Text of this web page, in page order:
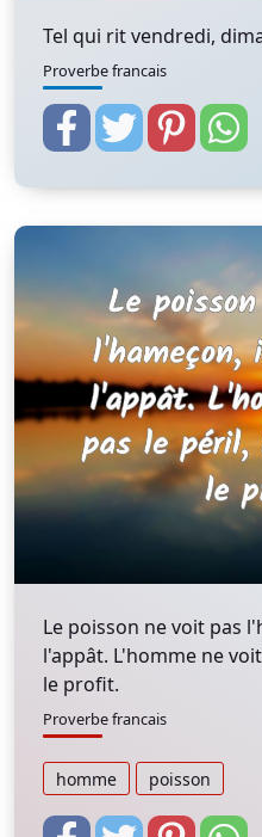
Tel qui rit vendredi,
Proverbe francais
Le poisson ne voit pas
l'appât. L'homme ne
le profit.
Proverbe francais
homme poisson